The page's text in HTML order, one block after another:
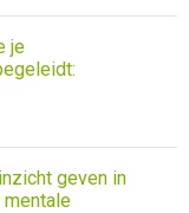
je
geven in